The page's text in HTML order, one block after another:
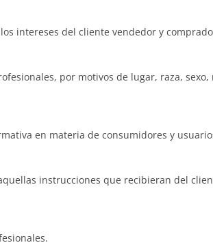
intereses del cliente vendedor y
por motivos de lugar, raza,
en materia de consumidores y
instrucciones que recibieran del